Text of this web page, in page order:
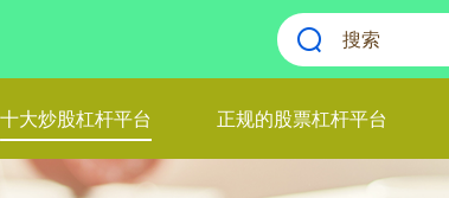
十大炒股杠杆平台 正规的股票杠杆平台